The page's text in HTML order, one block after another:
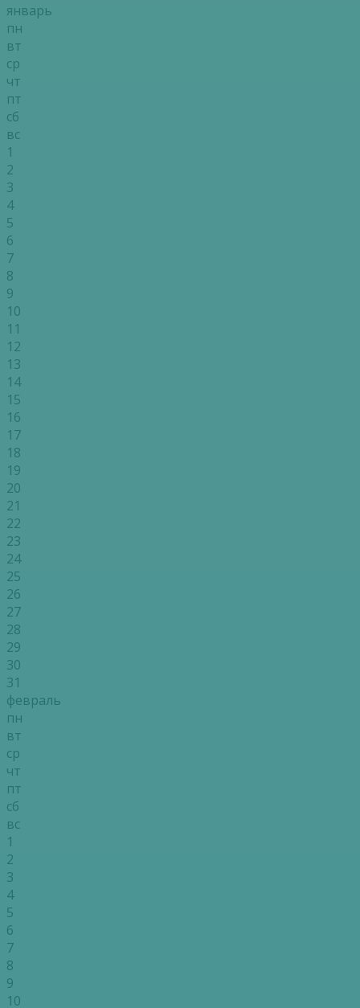
январь
пн
вт
ср
чт
пт
сб
вс
1
2
3
4
5
6
7
8
9
10
11
12
13
14
15
16
17
18
19
20
21
22
23
24
25
26
27
28
29
30
31
февраль
пн
вт
ср
чт
пт
сб
вс
1
2
3
4
5
6
7
8
9
10